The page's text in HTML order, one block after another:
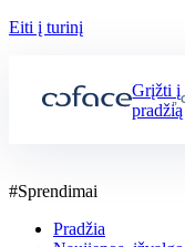
Eiti į turinį
Grįžti į
pradžią
#Sprendimai
Pradžia